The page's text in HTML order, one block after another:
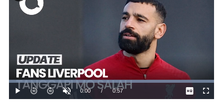
Mainkan
Suara
Hidup
Waktu
0:00 / Durasi
0:57
Dimuat:
100.00%